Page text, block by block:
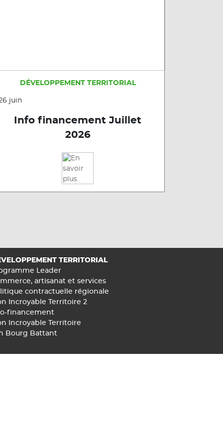
DÉVELOPPEMENT TERRITORIAL
juin
Info financement Juillet
2026
TERRITORIAL
Leader
artisanat et services
contractuelle régionale
Incroyable Territoire 2
financement
Incroyable Territoire
Bourg Battant